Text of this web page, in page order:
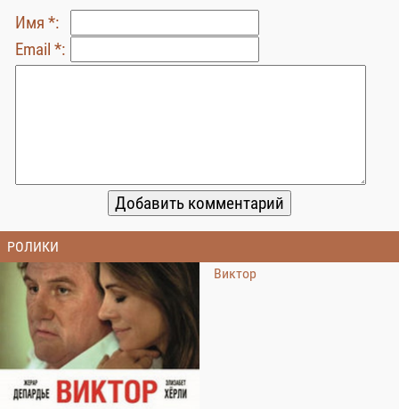
Имя *:
Email *:
РОЛИКИ
Виктор